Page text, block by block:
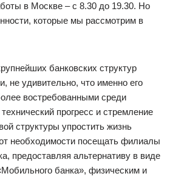
в Москве – с 8.30 до 19.30. Но
которые мы рассмотрим в
банковских структур
не удивительно, что именно его
востребованными среди
прогресс и стремление
структуры упростить жизнь
необходимости посещать филиалы
предоставляя альтернативу в виде
банка», физическим и